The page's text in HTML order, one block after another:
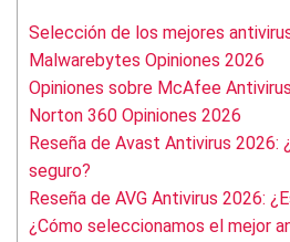
Selección de los mejores
Malwarebytes Opiniones 2026
Opiniones sobre McAfee
Norton 360 Opiniones 2026
Reseña de Avast Antivirus 2026:
seguro?
Reseña de AVG Antivirus 2026:
¿Cómo seleccionamos el mejor